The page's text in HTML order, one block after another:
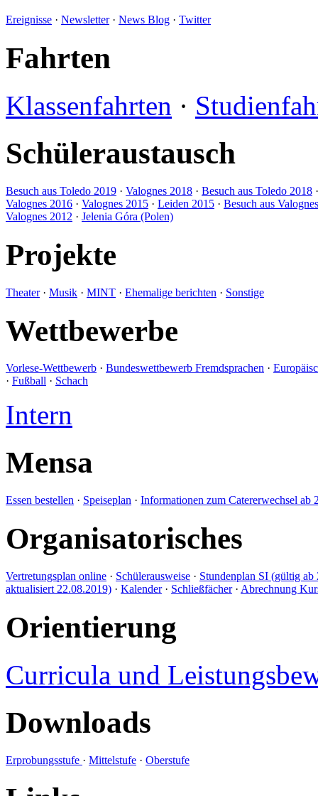
Ereignisse · Newsletter· News Blog · Twitter
Fahrten
Klassenfahrten ·
Schüleraustausch
Besuch aus Toledo 2019 · Valognes 2018 · Besuch aus Toledo 2018
Valognes 2016 · Valognes 2015 · Leiden 2015 · Besuch aus
Valognes 2012 · Jelenia Góra (Polen)
Projekte
Theater· Musik · MINT · Ehemalige berichten · Sonstige
Wettbewerbe
Vorlese-Wettbewerb · Bundeswettbewerb Fremdsprachen ·
· Fußball · Schach
Intern
Mensa
Essen bestellen · Speiseplan · Informationen zum Catererwechsel ab
Organisatorisches
Vertretungsplan online · Schülerausweise · Stundenplan SI (gültig
aktualisiert 22.08.2019) · Kalender· Schließfächer· Abrechnung
Orientierung
Curricula und
Downloads
Erprobungsstufe · Mittelstufe · Oberstufe